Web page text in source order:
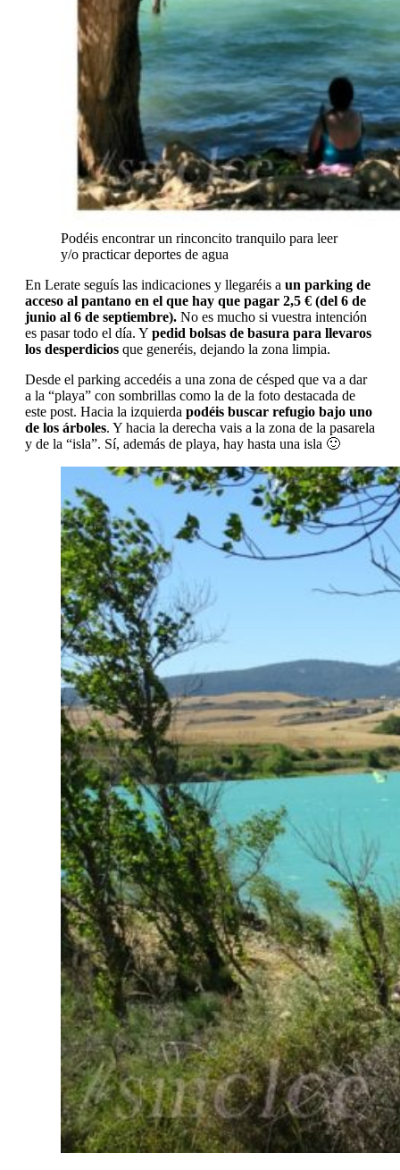
Podéis encontrar un rinconcito tranquilo para leer
y/o practicar deportes de agua
En Lerate seguís las indicaciones y llegaréis a un parking de
acceso al pantano en el que hay que pagar 2,5 € (del 6 de
junio al 6 de septiembre). No es mucho si vuestra intención
es pasar todo el día. Y pedid bolsas de basura para llevaros
los desperdicios que generéis, dejando la zona limpia.
Desde el parking accedéis a una zona de césped que va a dar
a la “playa” con sombrillas como la de la foto destacada de
este post. Hacia la izquierda podéis buscar refugio bajo uno
de los árboles. Y hacia la derecha vais a la zona de la pasarela
y de la “isla”. Sí, además de playa, hay hasta una isla 🙂